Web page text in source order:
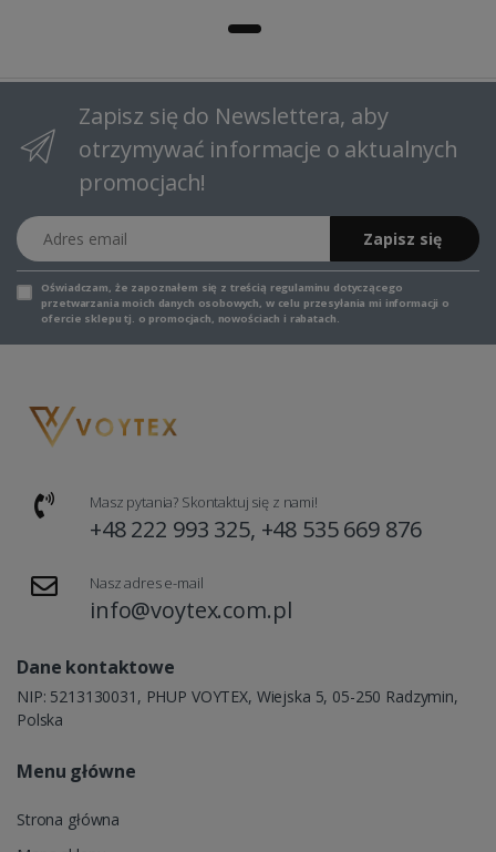
Zapisz się do Newslettera, aby
otrzymywać informacje o aktualnych
promocjach!
Adres email
Zapisz się
Oświadczam, że zapoznałem się z treścią regulaminu dotyczącego
przetwarzania moich danych osobowych, w celu przesyłania mi informacji o
ofercie sklepu tj. o promocjach, nowościach i rabatach.
Masz pytania? Skontaktuj się z nami!
+48 222 993 325, +48 535 669 876
Nasz adres e-mail
info@voytex.com.pl
Dane kontaktowe
NIP: 5213130031, PHUP VOYTEX, Wiejska 5, 05-250 Radzymin,
Polska
Menu główne
Strona główna